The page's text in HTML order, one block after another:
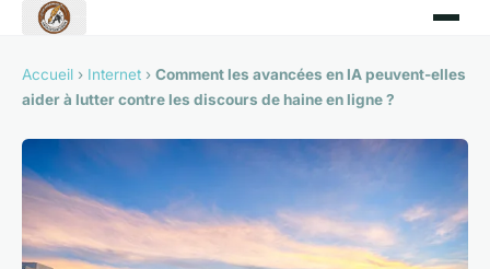
Accueil › Internet › Comment les avancées en IA peuvent-elles
aider à lutter contre les discours de haine en ligne ?